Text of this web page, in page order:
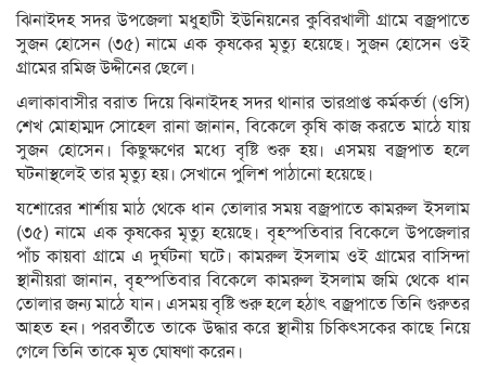
ঝিনাইদহ সদর উপজেলা মধুহাটী ইউনিয়নের কুবিরখালী গ্রামে বজ্রপাতে
সুজন হোসেন (৩৫) নামে এক কৃষকের মৃত্যু হয়েছে। সুজন হোসেন ওই
গ্রামের রমিজ উদ্দীনের ছেলে।
এলাকাবাসীর বরাত দিয়ে ঝিনাইদহ সদর থানার ভারপ্রাপ্ত কর্মকর্তা (ওসি)
শেখ মোহাম্মদ সোহেল রানা জানান, বিকেলে কৃষি কাজ করতে মাঠে যায়
সুজন হোসেন। কিছুক্ষণের মধ্যে বৃষ্টি শুরু হয়। এসময় বজ্রপাত হলে
ঘটনাস্থলেই তার মৃত্যু হয়। সেখানে পুলিশ পাঠানো হয়েছে।
যশোরের শার্শায় মাঠ থেকে ধান তোলার সময় বজ্রপাতে কামরুল ইসলাম
(৩৫) নামে এক কৃষকের মৃত্যু হয়েছে। বৃহস্পতিবার বিকেলে উপজেলার
পাঁচ কায়বা গ্রামে এ দুর্ঘটনা ঘটে। কামরুল ইসলাম ওই গ্রামের বাসিন্দা
স্থানীয়রা জানান, বৃহস্পতিবার বিকেলে কামরুল ইসলাম জমি থেকে ধান
তোলার জন্য মাঠে যান। এসময় বৃষ্টি শুরু হলে হঠাৎ বজ্রপাতে তিনি গুরুতর
আহত হন। পরবর্তীতে তাকে উদ্ধার করে স্থানীয় চিকিৎসকের কাছে নিয়ে
গেলে তিনি তাকে মৃত ঘোষণা করেন।